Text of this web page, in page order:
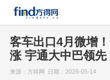
客车出口4月微增
涨 宇通大中巴领
来源：方得网 日期：2026-05-14